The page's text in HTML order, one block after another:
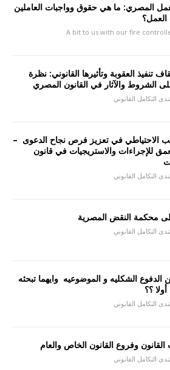
المصري: ما هي حقوق وواجبات العاملين
A bit to us with our fire
تنفيذ العقوبة وتأثيرها القانوني: نظرة
الشروط والآثار في القانون المصري
التكامل القانوني
الاحتياطي في تعزيز فرص نجاح الدعوى –
للإجراءات والاستريجيات في قانون
التكامل القانوني
محكمة النقض المصرية
التكامل القانوني
الدفوع الشكليه و الموضوعيه وايهما تبحثه
؟؟
التكامل القانوني
وفروع القانون الخاص والعام
التكامل القانوني